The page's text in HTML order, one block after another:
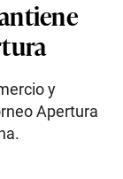
y
Apertura